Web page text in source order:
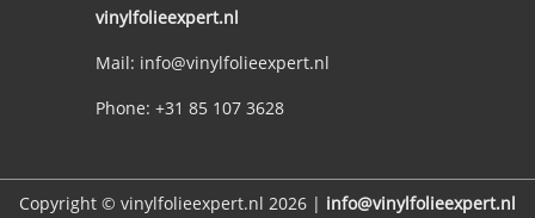
vinylfolieexpert.nl
Mail: info@vinylfolieexpert.nl
Phone: +31 85 107 3628
Copyright © vinylfolieexpert.nl 2026 | info@vinylfolieexpert.nl